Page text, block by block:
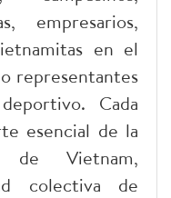
empresarios,
en el
representantes
Cada
esencial de la
Vietnam,
colectiva de